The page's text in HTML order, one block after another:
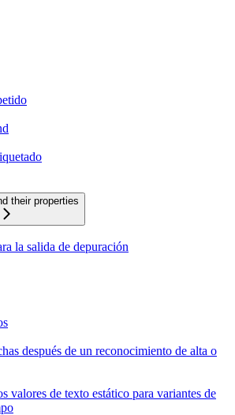
their properties
la salida de depuración
después de un reconocimiento de alta o
valores de texto estático para variantes de